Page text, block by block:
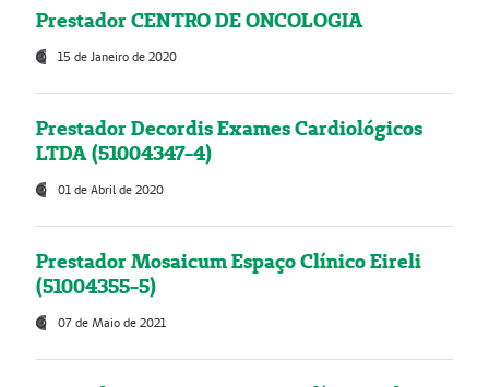
Prestador CENTRO DE ONCOLOGIA
15 de Janeiro de 2020
Prestador Decordis Exames Cardiológicos
LTDA (51004347-4)
01 de Abril de 2020
Prestador Mosaicum Espaço Clínico Eireli
(51004355-5)
07 de Maio de 2021